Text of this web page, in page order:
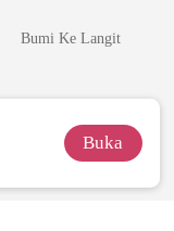
Bumi Ke Langit
Buka